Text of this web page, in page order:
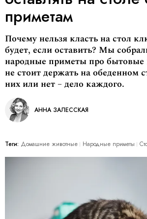
приметам
Почему нельзя класть на стол
будет, если оставить? Мы
народные приметы про
не стоит держать на обеденном
них или нет – дело каждого.​​​​​​
АННА ЗАЛЕССКАЯ
Теги: Домашние животные Народные приметы